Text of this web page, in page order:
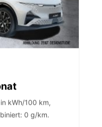
kWh/100 km,
0 g/km.